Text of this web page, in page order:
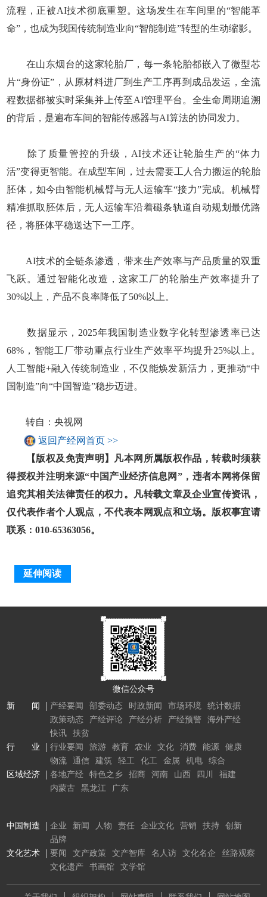
流程，正被AI技术彻底重塑。这场发生在车间里的“智能革
命”，也成为我国传统制造业向“智能制造”转型的生动缩影。
在山东烟台的这家轮胎厂，每一条轮胎都嵌入了微型芯
片“身份证”，从原材料进厂到生产工序再到成品发运，全流
程数据都被实时采集并上传至AI管理平台。全生命周期追溯
的背后，是遍布车间的智能传感器与AI算法的协同发力。
除了质量管控的升级，AI技术还让轮胎生产的“体力
活”变得更智能。在成型车间，过去需要工人合力搬运的轮胎
胚体，如今由智能机械臂与无人运输车“接力”完成。机械臂
精准抓取胚体后，无人运输车沿着磁条轨道自动规划最优路
径，将胚体平稳送达下一工序。
AI技术的全链条渗透，带来生产效率与产品质量的双重
飞跃。通过智能化改造，这家工厂的轮胎生产效率提升了
30%以上，产品不良率降低了50%以上。
数据显示，2025年我国制造业数字化转型渗透率已达
68%，智能工厂带动重点行业生产效率平均提升25%以上。
人工智能+融入传统制造业，不仅能焕发新活力，更推动“中
国制造”向“中国智造”稳步迈进。
转自：央视网
返回产经网首页 >>
【版权及免责声明】凡本网所属版权作品，转载时须获
得授权并注明来源“中国产业经济信息网”，违者本网将保留
追究其相关法律责任的权力。凡转载文章及企业宣传资讯，
仅代表作者个人观点，不代表本网观点和立场。版权事宜请
联系：010-65363056。
延伸阅读
微信公众号
新 闻
产经要闻 部委动态 时政新闻 市场环境
统计数据
政策动态
产经评论 产经分析 产经预警
海外产经
快讯
扶贫
行 业
行业要闻 旅游 教育 农业 文化 消费 能源
健康
物流
通信 建筑 轻工 化工 金属 机电
综合
区域经济
各地产经 特色之乡 招商 河南 山西 四川
福建
内蒙古
黑龙江 广东
中国制造 企业 新闻 人物 责任 企业文化 营销 扶持
创新
品牌
文化艺术
要闻 文产政策 文产智库 名人访 文化名企
丝路观察
文化遗产
书画馆 文学馆